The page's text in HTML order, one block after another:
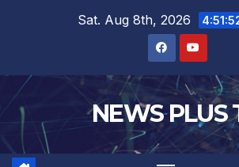
Sat. Aug 8th, 2026
NEWS PLUS